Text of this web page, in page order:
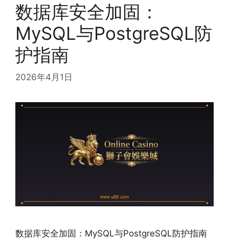
数据库安全加固：
MySQL与PostgreSQL防
护指南
2026年4月1日
数据库安全加固：MySQL与PostgreSQL防护指南